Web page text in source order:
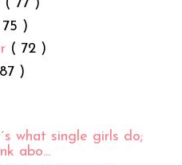
( 77 )
)
( 72 )
)
what single girls do;
abo...